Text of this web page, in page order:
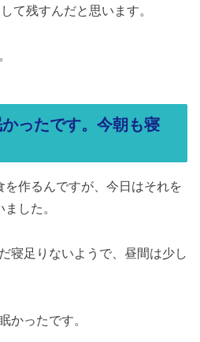
て残すんだと思います。
ったです。今朝も寝
作るんですが、今日はそれを
した。
寝足りないようで、昼間は少し
かったです。